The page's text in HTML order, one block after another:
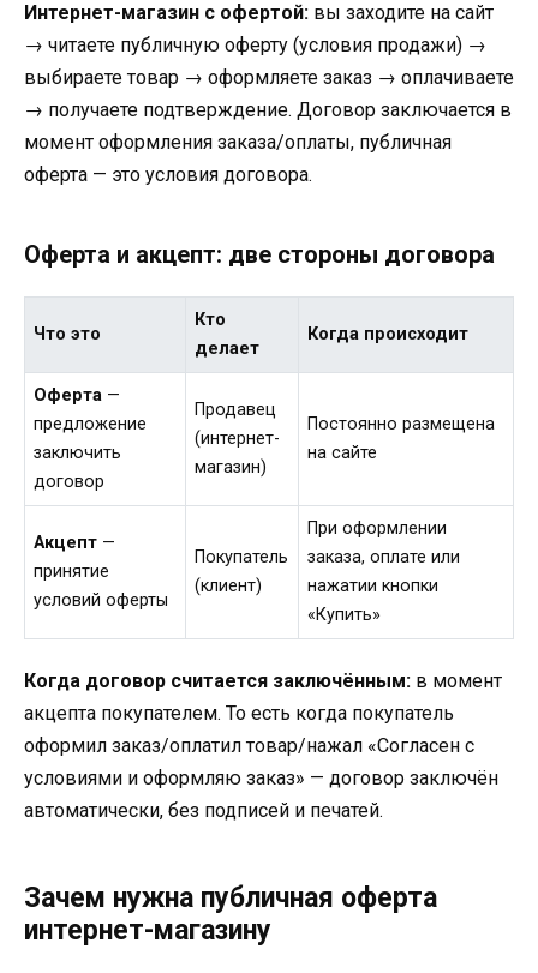
Интернет-магазин с офертой: вы заходите на сайт
→ читаете публичную оферту (условия продажи) →
выбираете товар → оформляете заказ → оплачиваете
→ получаете подтверждение. Договор заключается в
момент оформления заказа/оплаты, публичная
оферта — это условия договора.
Оферта и акцепт: две стороны договора
Что это
Кто
делает
Когда происходит
Оферта —
предложение
заключить
договор
Продавец
(интернет-
магазин)
Постоянно размещена
на сайте
Акцепт —
принятие
условий оферты
Покупатель
(клиент)
При оформлении
заказа, оплате или
нажатии кнопки
«Купить»
Когда договор считается заключённым: в момент
акцепта покупателем. То есть когда покупатель
оформил заказ/оплатил товар/нажал «Согласен с
условиями и оформляю заказ» — договор заключён
автоматически, без подписей и печатей.
Зачем нужна публичная оферта
интернет-магазину